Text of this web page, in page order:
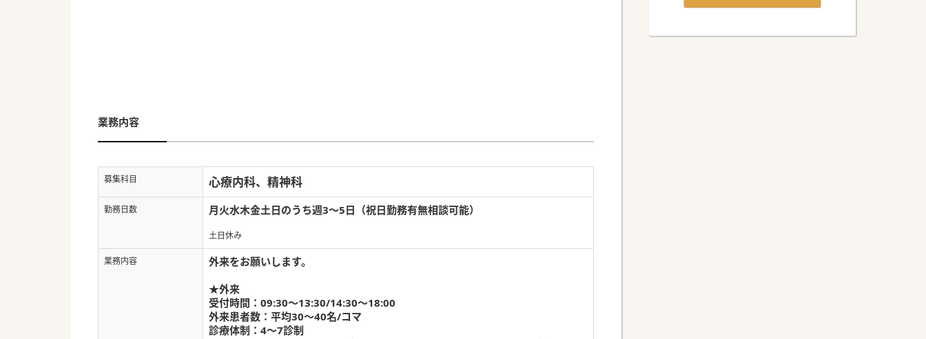
業務内容
募集科目 心療内科、精神科
勤務日数 月火水木金土日のうち週3～5日（祝日勤務有無相談可能）
土日休み
業務内容
外来をお願いします。
★外来
受付時間：09:30～13:30/14:30～18:00
外来患者数：平均30～40名/コマ
診療体制：4～7診制